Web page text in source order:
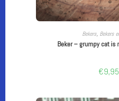
Bekers, Bekers
Beker – grumpy cat is
€9,95